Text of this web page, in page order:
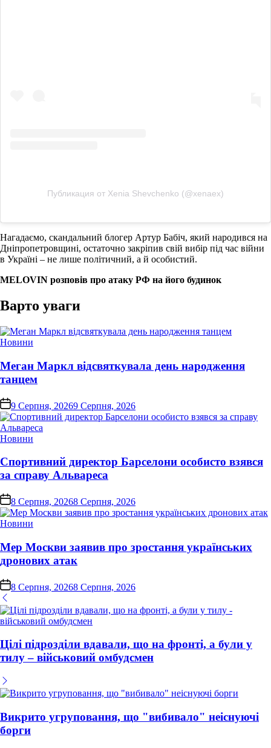
Публикация от Xenia Shevchenko (@xenaex)
Нагадаємо, скандальний блогер Артур Бабіч, який народився на
Дніпропетровщині, остаточно закріпив свій вибір під час війни
в Україні – не лише політичний, а й особистий.
MELOVIN розповів про атаку РФ на його будинок
Варто уваги
Опублікувати
Новини
Меган Маркл відсвяткувала день народження
танцем
on9 Серпня, 20269 Серпня, 2026
Опублікувати
Новини
Спортивний директор Барселони особисто взявся
за справу Альвареса
on8 Серпня, 20268 Серпня, 2026
Опублікувати
Новини
Мер Москви заявив про зростання українських
дронових атак
on8 Серпня, 20268 Серпня, 2026
Цілі підрозділи вдавали, що на фронті, а були у
тилу – військовий омбудсмен
Викрито угруповання, що "вибивало" неіснуючі
борги